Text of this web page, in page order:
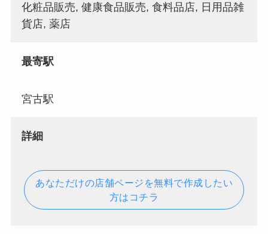
化粧品販売, 健康食品販売, 食料品店, 日用品雑
貨店, 薬店
最寄駅
宮古駅
詳細
あなただけの店舗ページを無料で作成したい
方はコチラ